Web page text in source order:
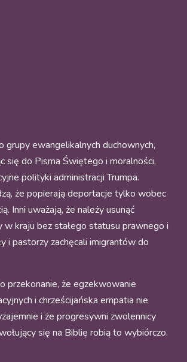
grupy ewangelikalnych duchownych,
się do Pisma Świętego i moralności,
polityki administracji Trumpa.
że popierają deportacje tylko wobec
Inni uważają, że należy usunąć
kraju bez stałego statusu prawnego i
i pastorzy zachęcali imigrantów do
przekonanie, że egzekwowanie
i chrześcijańska empatia nie
i że progresywni zwolennicy
się na Biblię robią to wybiórczo.